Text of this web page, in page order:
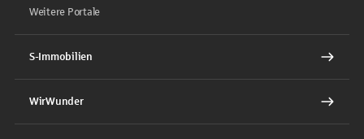
Weitere Portale
S-Immobilien
WirWunder